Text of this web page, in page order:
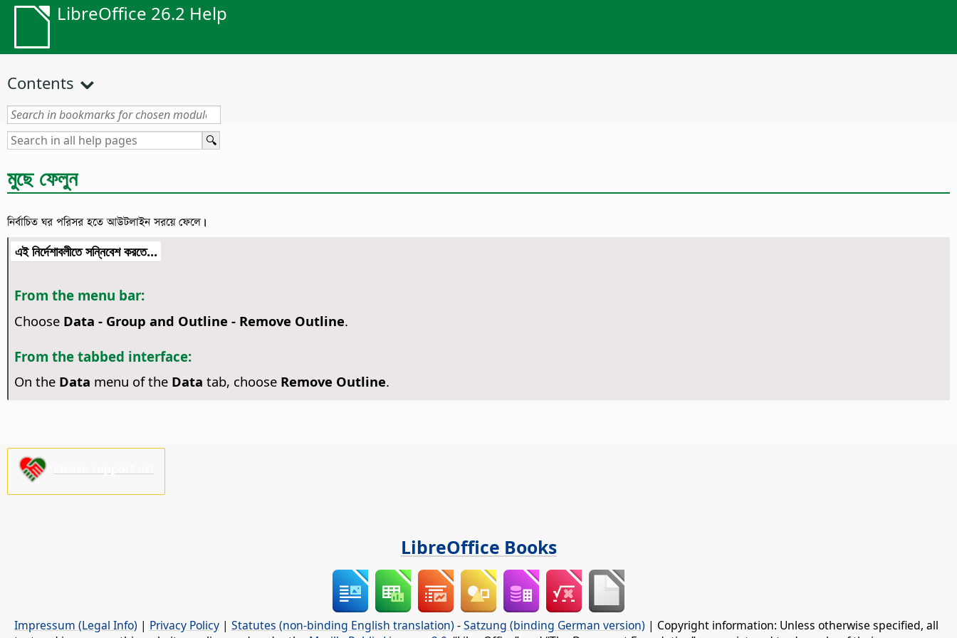
LibreOffice 26.2 Help
Contents
মুছে ফেলুন
নির্বাচিত ঘর পরিসর হতে আউটলাইন সরয়ে ফেলে।
এই নির্দেশাবলীতে সন্নিবেশ করতে...
From the menu bar:
Choose Data - Group and Outline - Remove Outline.
From the tabbed interface:
On the Data menu of the Data tab, choose Remove Outline.
LibreOffice Books
Impressum (Legal Info) | Privacy Policy | Statutes (non-binding English translation) -Satzung (binding German version) | Copyright information: Unless otherwise specified, all